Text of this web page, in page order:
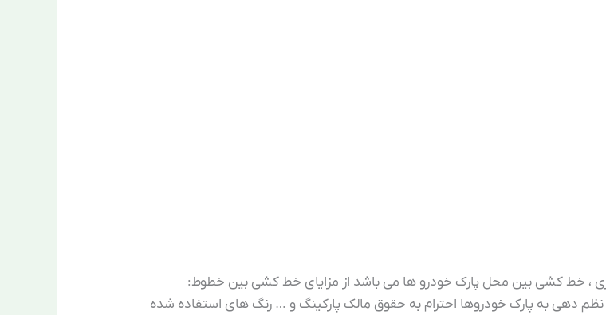
، خط کشی بین محل پارک خودرو ها می باشد از مزایای خط کشی بین خطوط:
نظم دهی به پارک خودروها احترام به حقوق مالک پارکینگ و … رنگ های استفاده شده